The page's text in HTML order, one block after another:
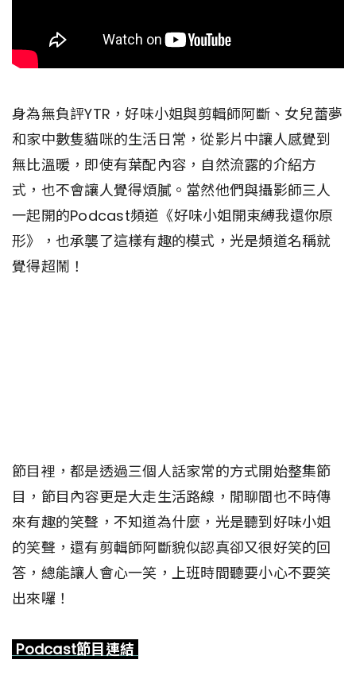
身為無負評YTR，好味小姐與剪輯師阿斷、女兒蕾夢
和家中數隻貓咪的生活日常，從影片中讓人感覺到
無比溫暖，即使有葉配內容，自然流露的介紹方
式，也不會讓人覺得煩膩。當然他們與攝影師三人
一起開的Podcast頻道《好味小姐開束縛我還你原
形》，也承襲了這樣有趣的模式，光是頻道名稱就
覺得超鬧！
節目裡，都是透過三個人話家常的方式開始整集節
目，節目內容更是大走生活路線，閒聊間也不時傳
來有趣的笑聲，不知道為什麼，光是聽到好味小姐
的笑聲，還有剪輯師阿斷貌似認真卻又很好笑的回
答，總能讓人會心一笑，上班時間聽要小心不要笑
出來囉！
Podcast節目連結